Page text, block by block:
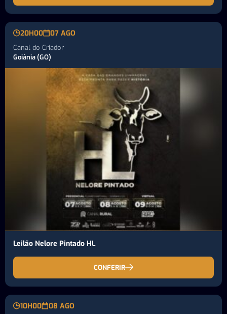
20H00 07 AGO
Canal do Criador
Goiânia (GO)
Leilão Nelore Pintado HL
CONFERIR
10H00 08 AGO